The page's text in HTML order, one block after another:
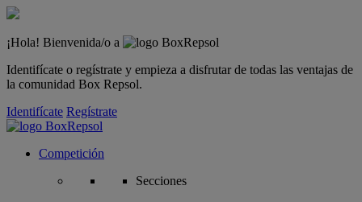
¡Hola! Bienvenida/o a
Identifícate o regístrate y empieza a disfrutar de todas las ventajas de
la comunidad Box Repsol.
Identifícate Regístrate
Competición
Secciones